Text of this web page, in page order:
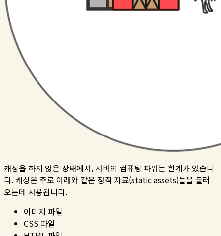
캐싱을 하지 않은 상태에서, 서버의 컴퓨팅 파워는 한계가 있습니
다. 캐싱은 주로 아래와 같은 정적 자료(static assets)들을 불러
오는데 사용됩니다.
이미지 파일
CSS 파일